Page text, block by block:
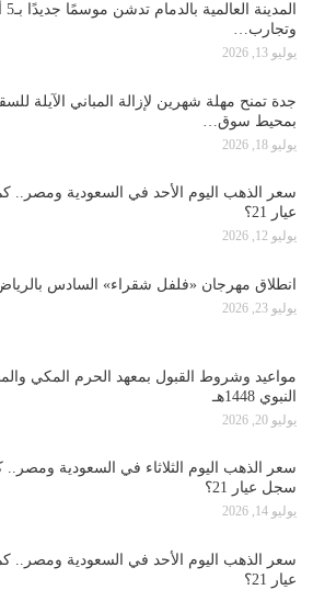
وتجارب…
يوليو 13, 2026
جدة تمنح مهلة شهرين لإزالة المباني الآيلة
بمحيط سوق…
يوليو 18, 2026
سعر الذهب اليوم الأحد في السعودية ومصر..
عيار 21؟
يوليو 12, 2026
انطلاق مهرجان «فلفل شقراء» السادس
يوليو 23, 2026
مواعيد وشروط القبول بمعهد الحرم المكي
النبوي 1448هـ
يوليو 20, 2026
سعر الذهب اليوم الثلاثاء في السعودية ومصر..
سجل عيار 21؟
يوليو 14, 2026
سعر الذهب اليوم الأحد في السعودية ومصر..
عيار 21؟